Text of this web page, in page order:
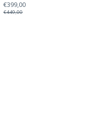
€399,00
€449,00